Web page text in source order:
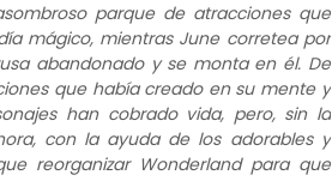
parque de atracciones que
mágico, mientras June corretea por
abandonado y se monta en él. De
que había creado en su mente y
han cobrado vida, pero, sin la
con la ayuda de los adorables y
reorganizar Wonderland para que